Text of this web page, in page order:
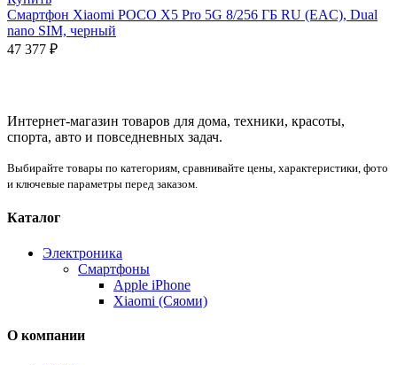
Смартфон Xiaomi POCO X5 Pro 5G 8/256 ГБ RU (EAC), Dual
nano SIM, черный
47 377 ₽
Интернет-магазин товаров для дома, техники, красоты,
спорта, авто и повседневных задач.
Выбирайте товары по категориям, сравнивайте цены, характеристики, фото
и ключевые параметры перед заказом.
Каталог
Электроника
Смартфоны
Apple iPhone
Xiaomi (Сяоми)
О компании